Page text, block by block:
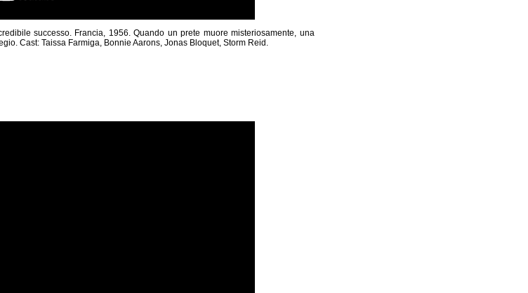
successo. Francia, 1956. Quando un prete muore misteriosamente, una
Cast: Taissa Farmiga, Bonnie Aarons, Jonas Bloquet, Storm Reid.